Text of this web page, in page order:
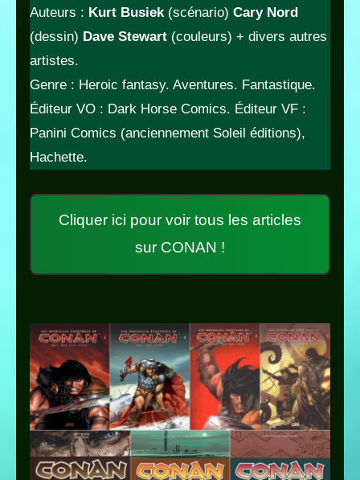
Auteurs : Kurt Busiek (scénario) Cary Nord
(dessin) Dave Stewart (couleurs) + divers autres
artistes.
Genre : Heroic fantasy. Aventures. Fantastique.
Éditeur VO : Dark Horse Comics. Éditeur VF :
Panini Comics (anciennement Soleil éditions),
Hachette.
Cliquer ici pour voir tous les articles
sur CONAN !